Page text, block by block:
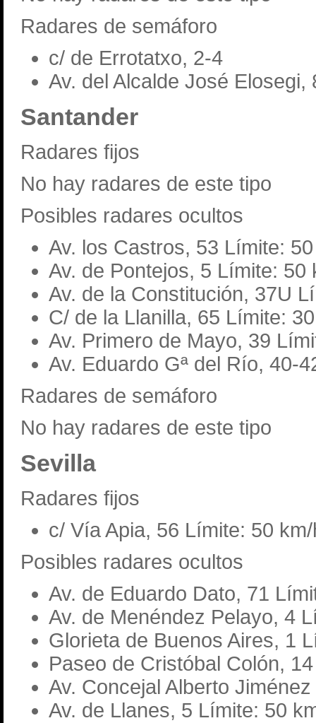
Radares de semáforo
c/ de Errotatxo, 2-4
Av. del Alcalde José Elosegi,
Santander
Radares fijos
No hay radares de este tipo
Posibles radares ocultos
Av. los Castros, 53 Límite:
Av. de Pontejos, 5 Límite: 50
Av. de la Constitución, 37U
C/ de la Llanilla, 65 Límite:
Av. Primero de Mayo, 39
Av. Eduardo Gª del Río, 40-
Radares de semáforo
No hay radares de este tipo
Sevilla
Radares fijos
c/ Vía Apia, 56 Límite: 50
Posibles radares ocultos
Av. de Eduardo Dato, 71
Av. de Menéndez Pelayo, 4
Glorieta de Buenos Aires, 1
Paseo de Cristóbal Colón,
Av. Concejal Alberto
Av. de Llanes, 5 Límite: 50